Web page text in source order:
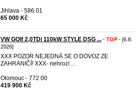
Jihlava - 586 01
65 000 Kč
VW GOlf 2,0TDi 110kW STYLE DSG ... - TOP - [6.8.
2026]
XXX POZOR NEJEDNÁ SE O DOVOZ ZE
ZAHRANIČÍ! XXX- nehrozí ...
Olomouc - 772 00
419 900 Kč